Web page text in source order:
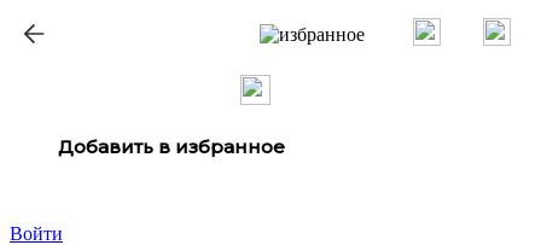
Добавить в избранное
Войти